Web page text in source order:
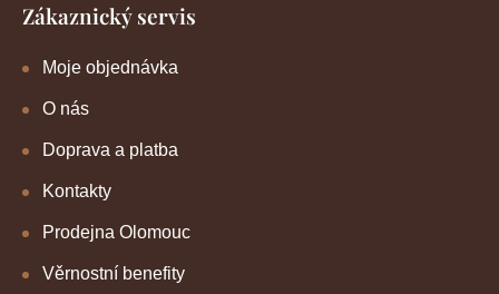
Zákaznický servis
Moje objednávka
O nás
Doprava a platba
Kontakty
Prodejna Olomouc
Věrnostní benefity